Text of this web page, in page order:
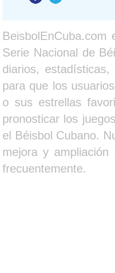
Serie Nacional de
diarios,
para que los
o sus estrellas
pronosticar los
el Béisbol Cubano.
mejora y
frecuentemente.